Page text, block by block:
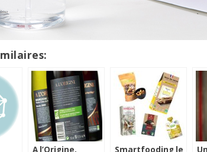
A l’Origine, Smartfooding le